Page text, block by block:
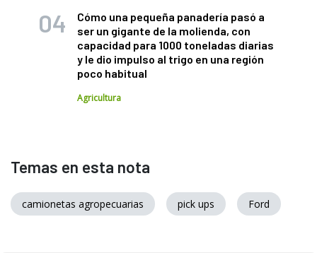
Cómo una pequeña panadería pasó a
ser un gigante de la molienda, con
capacidad para 1000 toneladas diarias
y le dio impulso al trigo en una región
poco habitual
Agricultura
Temas en esta nota
camionetas agropecuarias pick ups Ford